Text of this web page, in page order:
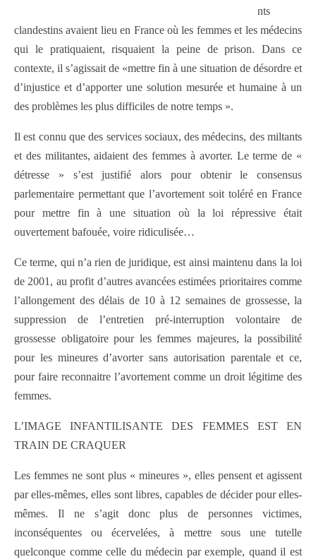
nts
clandestins avaient lieu en France où les femmes et les médecins
qui le pratiquaient, risquaient la peine de prison. Dans ce
contexte, il s’agissait de «mettre fin à une situation de désordre et
d’injustice et d’apporter une solution mesurée et humaine à un
des problèmes les plus difficiles de notre temps ».
Il est connu que des services sociaux, des médecins, des miltants
et des militantes, aidaient des femmes à avorter. Le terme de «
détresse » s’est justifié alors pour obtenir le consensus
parlementaire permettant que l’avortement soit toléré en France
pour mettre fin à une situation où la loi répressive était
ouvertement bafouée, voire ridiculisée…
Ce terme, qui n’a rien de juridique, est ainsi maintenu dans la loi
de 2001, au profit d’autres avancées estimées prioritaires comme
l’allongement des délais de 10 à 12 semaines de grossesse, la
suppression de l’entretien pré-interruption volontaire de
grossesse obligatoire pour les femmes majeures, la possibilité
pour les mineures d’avorter sans autorisation parentale et ce,
pour faire reconnaitre l’avortement comme un droit légitime des
femmes.
L’IMAGE INFANTILISANTE DES FEMMES EST EN
TRAIN DE CRAQUER
Les femmes ne sont plus « mineures », elles pensent et agissent
par elles-mêmes, elles sont libres, capables de décider pour elles-
mêmes. Il ne s’agit donc plus de personnes victimes,
inconséquentes ou écervelées, à mettre sous une tutelle
quelconque comme celle du médecin par exemple, quand il est